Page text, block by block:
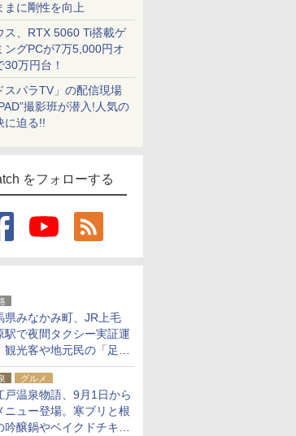
まに剛性を向上
ス、RTX 5060 Ti搭載ゲ
ングPCが7万5,000円オ
30万円台！
スパラTV」の配信現場
撮影班が潜入!人気の
に迫る!!
をフォローする
県みなかみ町、JR上毛
駅で夜間タクシー実証運
観光客や地元民の「足が
」課題解消へ、木金土に
制グルメ
戸温泉物語、9月1日から
ニュー登場。寒ブリと根
吟醸鍋やベイクドチキ